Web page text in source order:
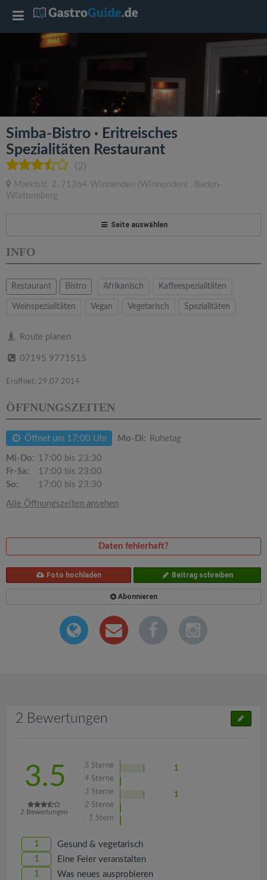
Simba-Bistro · Eritreisches
Spezialitäten Restaurant
(2)
Marktstr. 2, 71364 Winnenden (Winnenden) , Baden-
Württemberg
Seite auswählen
INFO
Restaurant Bistro Afrikanisch Kaffeespezialitäten
Weinspezialitäten Vegan Vegetarisch Spezialitäten
Route planen
07195 9771515
Eröffnet: 29.07.2014
ÖFFNUNGSZEITEN
Öffnet um 17:00 Uhr Mo-Di: Ruhetag
Mi-Do: 17:00 bis 23:30
Fr-Sa:
17:00 bis 23:00
So:
17:00 bis 23:30
Alle Öffnungszeiten ansehen
Daten fehlerhaft?
Foto hochladen Beitrag schreiben
Abonnieren
2 Bewertungen
3.5
2 Bewertungen
5 Sterne
1
4 Sterne
3 Sterne
1
2 Sterne
1 Stern
1 Gesund & vegetarisch
1 Eine Feier veranstalten
1 Was neues ausprobieren
T
e
g
a
o